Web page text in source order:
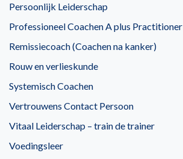
Persoonlijk Leiderschap
Professioneel Coachen A plus Practitioner
Remissiecoach (Coachen na kanker)
Rouw en verlieskunde
Systemisch Coachen
Vertrouwens Contact Persoon
Vitaal Leiderschap – train de trainer
Voedingsleer